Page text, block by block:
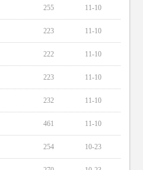
11-10
255
11-10
223
11-10
222
11-10
223
11-10
232
11-10
461
10-23
254